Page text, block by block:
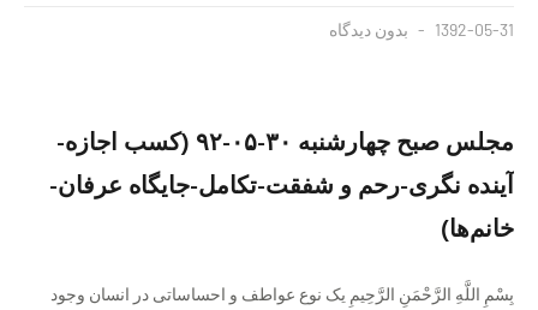
1392-05-31 بدون دیدگاه
مجلس صبح چهارشنبه ۳۰-۰۵-۹۲ (کسب اجازه-
آینده نگری-رحم و شفقت-تکامل-جایگاه عرفان-
خانم‌ها)
بِسْمِ اللَّهِ الرَّحْمَنِ الرَّحِيمِ یک نوع عواطف و احساساتی در انسان وجود